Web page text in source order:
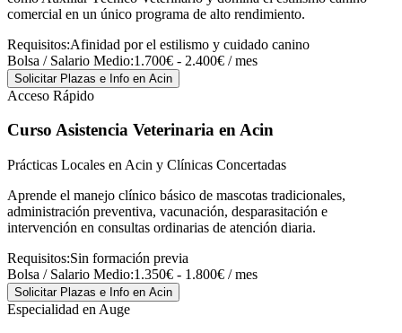
comercial en un único programa de alto rendimiento.
Requisitos:Afinidad por el estilismo y cuidado canino
Bolsa / Salario Medio:1.700€ - 2.400€ / mes
Solicitar Plazas e Info en Acin
Acceso Rápido
Curso Asistencia Veterinaria en Acin
Prácticas Locales en Acin y Clínicas Concertadas
Aprende el manejo clínico básico de mascotas tradicionales,
administración preventiva, vacunación, desparasitación e
intervención en consultas ordinarias de atención diaria.
Requisitos:Sin formación previa
Bolsa / Salario Medio:1.350€ - 1.800€ / mes
Solicitar Plazas e Info en Acin
Especialidad en Auge